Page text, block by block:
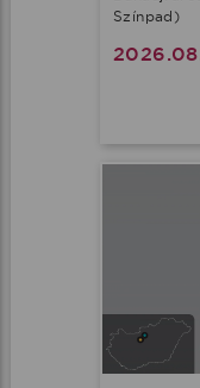
Színpad)